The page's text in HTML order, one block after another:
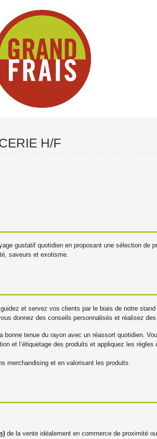
H/F
gustatif quotidien en proposant une sélection de
saveurs et exotisme.
et servez vos clients par le biais de notre
donnez des conseils personnalisés et réalisez des
tenue du rayon avec un réassort quotidien.
et l’étiquetage des produits et appliquez les règles
merchandising et en valorisant les produits.
de la vente idéalement en commerce de proximité